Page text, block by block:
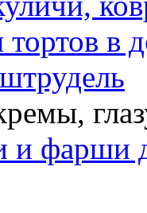
тортов в
и фарши